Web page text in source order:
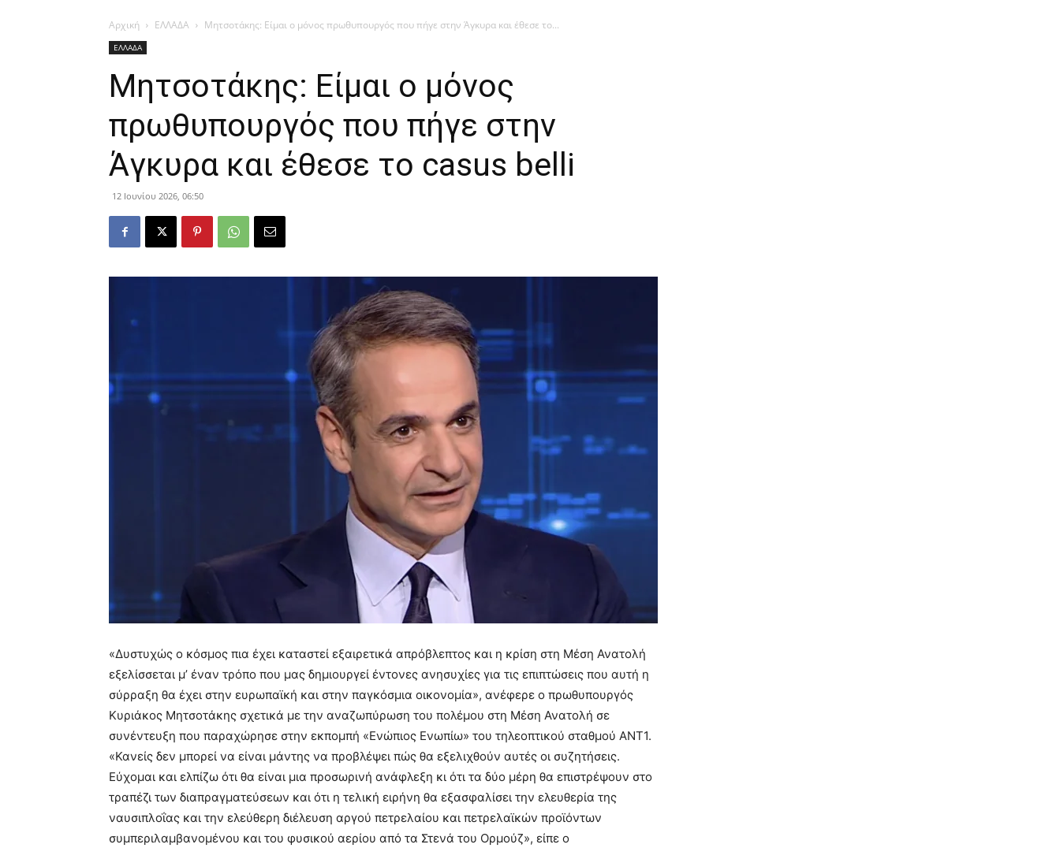
Αρχική ΕΛΛΑΔΑ Μητσοτάκης: Είμαι ο μόνος πρωθυπουργός που πήγε στην Άγκυρα και έθεσε το...
ΕΛΛΑΔΑ
Μητσοτάκης: Είμαι ο μόνος
πρωθυπουργός που πήγε στην
Άγκυρα και έθεσε το casus belli
12 Ιουνίου 2026, 06:50
«Δυστυχώς ο κόσμος πια έχει καταστεί εξαιρετικά απρόβλεπτος και η κρίση στη Μέση Ανατολή
εξελίσσεται μ’ έναν τρόπο που μας δημιουργεί έντονες ανησυχίες για τις επιπτώσεις που αυτή η
σύρραξη θα έχει στην ευρωπαϊκή και στην παγκόσμια οικονομία», ανέφερε ο πρωθυπουργός
Κυριάκος Μητσοτάκης σχετικά με την αναζωπύρωση του πολέμου στη Μέση Ανατολή σε
συνέντευξη που παραχώρησε στην εκπομπή «Ενώπιος Ενωπίω» του τηλεοπτικού σταθμού ΑΝΤ1.
«Κανείς δεν μπορεί να είναι μάντης να προβλέψει πώς θα εξελιχθούν αυτές οι συζητήσεις.
Εύχομαι και ελπίζω ότι θα είναι μια προσωρινή ανάφλεξη κι ότι τα δύο μέρη θα επιστρέψουν στο
τραπέζι των διαπραγματεύσεων και ότι η τελική ειρήνη θα εξασφαλίσει την ελευθερία της
ναυσιπλοΐας και την ελεύθερη διέλευση αργού πετρελαίου και πετρελαϊκών προϊόντων
συμπεριλαμβανομένου και του φυσικού αερίου από τα Στενά του Ορμούζ», είπε ο